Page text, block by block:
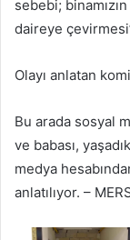
sebebi;
daireye
Olayı anlatan
Bu arada sosyal
ve babası,
medya
anlatılıyor. –